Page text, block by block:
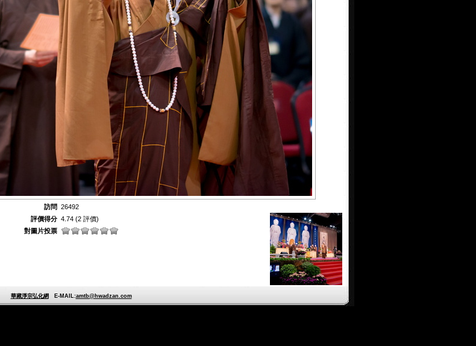
訪問 26492
評價得分 4.74 (2 評價)
對圖片投票
華藏淨宗弘化網E-MAIL:amtb@hwadzan.com